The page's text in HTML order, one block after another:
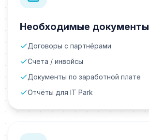
Необходимые документы
Договоры с партнёрами
Счета / инвойсы
Документы по заработной плате
Отчёты для IT Park